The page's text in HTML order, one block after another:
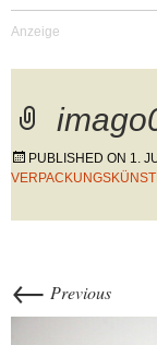
PUBLISHED ON 1.
← Previous